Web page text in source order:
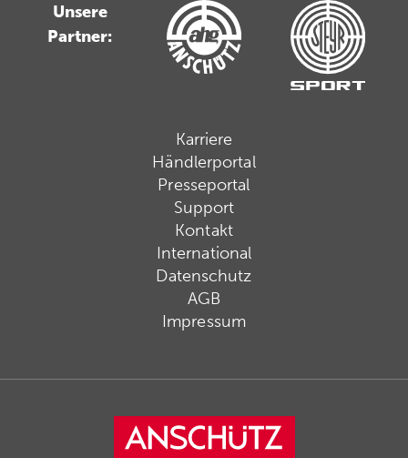
Unsere
Partner:
Karriere
Händlerportal
Presseportal
Support
Kontakt
International
Datenschutz
AGB
Impressum